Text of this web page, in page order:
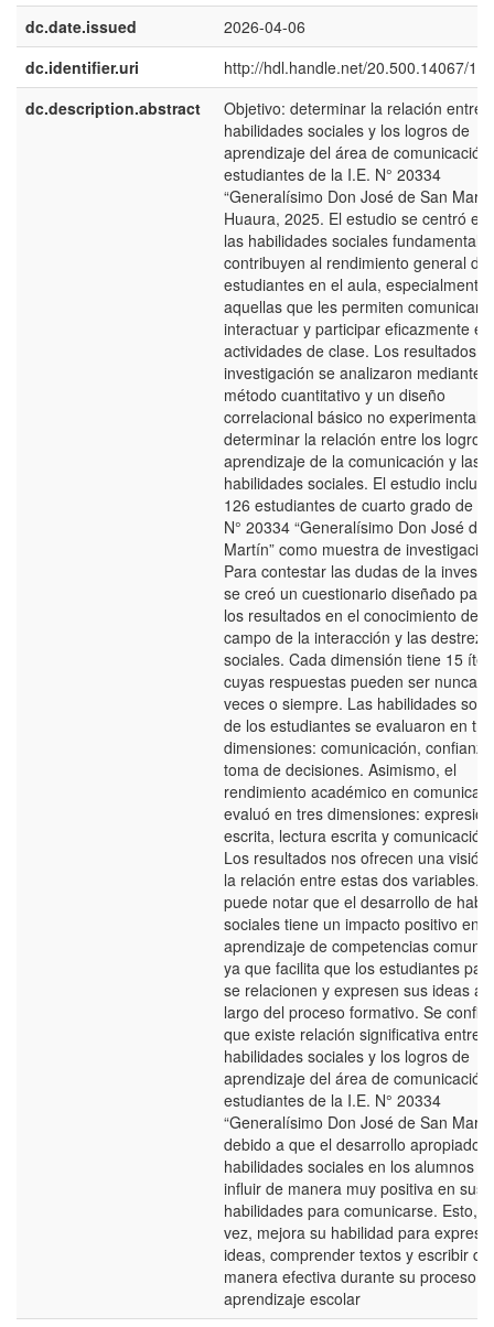
dc.date.issued
2026-04-06
dc.identifier.uri
http://hdl.handle.net/20.500.14067/
dc.description.abstract
Objetivo: determinar la relación entre
habilidades sociales y los logros de
aprendizaje del área de comunicación
estudiantes de la I.E. N° 20334
“Generalísimo Don José de San
Huaura, 2025. El estudio se centró en
las habilidades sociales
contribuyen al rendimiento general de
estudiantes en el aula, especialmente
aquellas que les permiten
interactuar y participar eficazmente
actividades de clase. Los resultados
investigación se analizaron mediante
método cuantitativo y un diseño
correlacional básico no experimental
determinar la relación entre los logros
aprendizaje de la comunicación y las
habilidades sociales. El estudio
126 estudiantes de cuarto grado de la
N° 20334 “Generalísimo Don José de
Martín” como muestra de
Para contestar las dudas de la
se creó un cuestionario diseñado
los resultados en el conocimiento
campo de la interacción y las
sociales. Cada dimensión tiene 15
cuyas respuestas pueden ser nunca, a
veces o siempre. Las habilidades
de los estudiantes se evaluaron en
dimensiones: comunicación,
toma de decisiones. Asimismo, el
rendimiento académico en
evaluó en tres dimensiones: expresión
escrita, lectura escrita y
Los resultados nos ofrecen una visión
la relación entre estas dos variables.
puede notar que el desarrollo de
sociales tiene un impacto positivo en
aprendizaje de competencias
ya que facilita que los estudiantes
se relacionen y expresen sus ideas a
largo del proceso formativo. Se
que existe relación significativa entre
habilidades sociales y los logros de
aprendizaje del área de comunicación
estudiantes de la I.E. N° 20334
“Generalísimo Don José de San
debido a que el desarrollo apropiado
habilidades sociales en los alumnos
influir de manera muy positiva en sus
habilidades para comunicarse. Esto,
vez, mejora su habilidad para
ideas, comprender textos y escribir de
manera efectiva durante su proceso
aprendizaje escolar